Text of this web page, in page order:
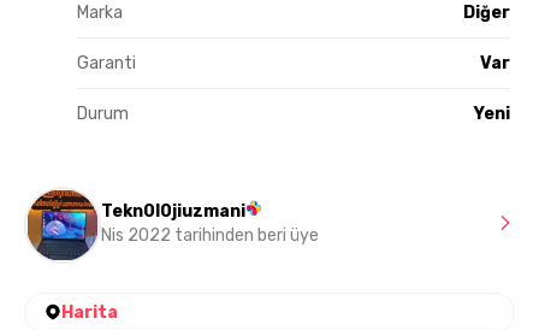
Marka Diğer
Garanti Var
Durum Yeni
Tekn0l0jiuzmani
Nis 2022 tarihinden beri üye
Harita